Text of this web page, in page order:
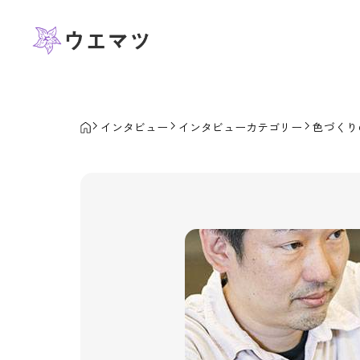
インタビュー インタビューカテゴリー 色づく